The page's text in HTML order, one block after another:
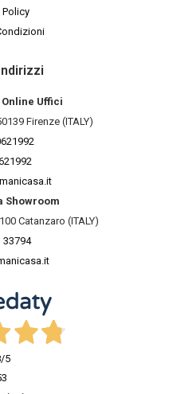
Policy
Uffici
Firenze (ITALY)
Showroom
Catanzaro (ITALY)
33794
/5